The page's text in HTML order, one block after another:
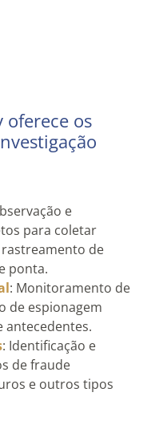
oferece os
e
para coletar
de
ponta.
: Monitoramento de
de espionagem
antecedentes.
: Identificação e
de fraude
e outros tipos